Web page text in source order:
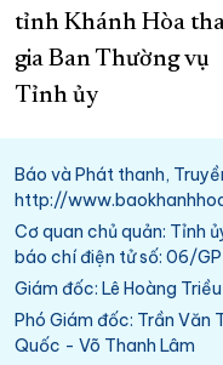
tỉnh Khánh Hòa
gia Ban Thường vụ
Tỉnh ủy
Báo và Phát thanh,
http://
Cơ quan chủ quản: Tỉnh
báo chí điện tử số: 06/
Giám đốc: Lê Hoàng Triều
Phó Giám đốc: Trần Văn
Quốc - Võ Thanh Lâm